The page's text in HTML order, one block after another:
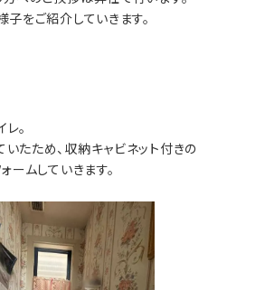
子をご紹介していきます。
。
たため、収納キャビネット付きの
ームしていきます。